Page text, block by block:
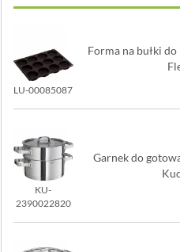
LU-00085087
Forma na bułki
KU-
2390022820
Garnek do